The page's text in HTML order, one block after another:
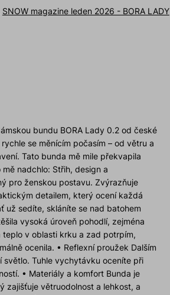
SNOW magazine leden 2026 - BORA LADY
bundu BORA Lady 0.2 od české
se měnícím počasím – od větru a
Tato bunda mě mile překvapila
nadchlo: Střih, design a
pro ženskou postavu. Zvýrazňuje
detailem, který ocení každá
už sedíte, skláníte se nad batohem
vysoká úroveň pohodlí, zejména
v oblasti krku a zad potrpím,
ocenila. • Reflexní proužek Dalším
Tuhle vychytávku oceníte při
• Materiály a komfort Bunda je
zajišťuje větruodolnost a lehkost, a